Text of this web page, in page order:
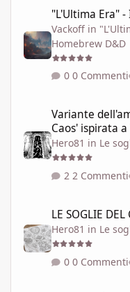
"L'Ultima Era"
Vackoff in
Homebrew D&D
0 Commenti
Variante
Caos' ispirata
Hero81 in Le
2 Commenti
LE SOGLIE DEL
Hero81 in Le
0 Commenti